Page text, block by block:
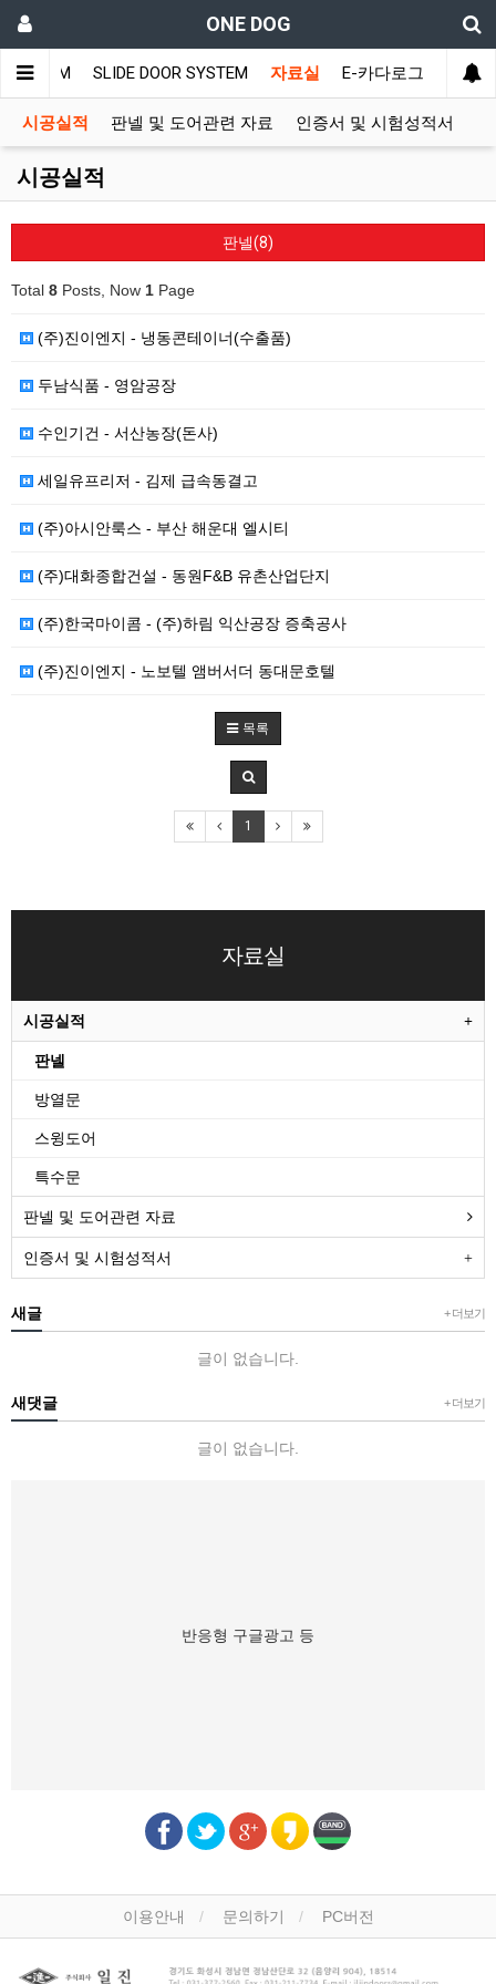
ONE DOG
SYSTEM SLIDE DOOR SYSTEM 자료실 E-카다로그
시공실적 판넬 및 도어관련 자료 인증서 및 시험성적서
시공실적
판넬(8)
Total 8 Posts, Now 1 Page
(주)진이엔지 - 냉동콘테이너(수출품)
두남식품 - 영암공장
수인기건 - 서산농장(돈사)
세일유프리저 - 김제 급속동결고
(주)아시안룩스 - 부산 해운대 엘시티
(주)대화종합건설 - 동원F&B 유촌산업단지
(주)한국마이콤 - (주)하림 익산공장 증축공사
(주)진이엔지 - 노보텔 앰버서더 동대문호텔
목록
1
자료실
시공실적
판넬
방열문
스윙도어
특수문
판넬 및 도어관련 자료
인증서 및 시험성적서
+ 더보기
새글
글이 없습니다.
+ 더보기
새댓글
글이 없습니다.
반응형 구글광고 등
이용안내 문의하기 PC버전